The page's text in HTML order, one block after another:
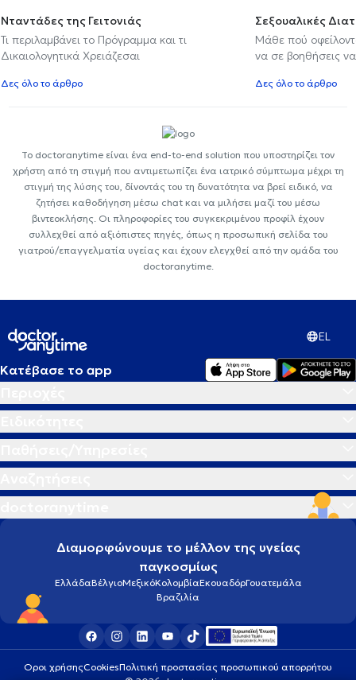
Νταντάδες της Γειτονιάς
Τι περιλαμβάνει το Πρόγραμμα και τι
Δικαιολογητικά Χρειάζεσαι
Δες όλο το άρθρο
Σεξουαλικές
Μάθε πού
να σε βοηθήσεις να
Δες όλο το άρθρο
Το doctoranytime είναι ένα end-to-end solution που υποστηρίζει τον
χρήστη από τη στιγμή που αντιμετωπίζει ένα ιατρικό σύμπτωμα μέχρι τη
στιγμή της λύσης του, δίνοντάς του τη δυνατότητα να βρεί ειδικό, να
ζητήσει καθοδήγηση μέσω chat και να μιλήσει μαζί του μέσω
βιντεοκλήσης. Οι πληροφορίες του συγκεκριμένου προφίλ έχουν
συλλεχθεί από αξιόπιστες πηγές, όπως η προσωπική σελίδα του
γιατρού/επαγγελματία υγείας και έχουν ελεγχθεί από την ομάδα του
doctoranytime.
EL
Κατέβασε το app
Διαμορφώνουμε το μέλλον της υγείας
παγκοσμίως
ΕλλάδαΒέλγιοΜεξικόΚολομβίαΕκουαδόρΓουατεμάλα
Βραζιλία
Οροι χρήσηςCookiesΠολιτική προστασίας προσωπικού απορρήτου